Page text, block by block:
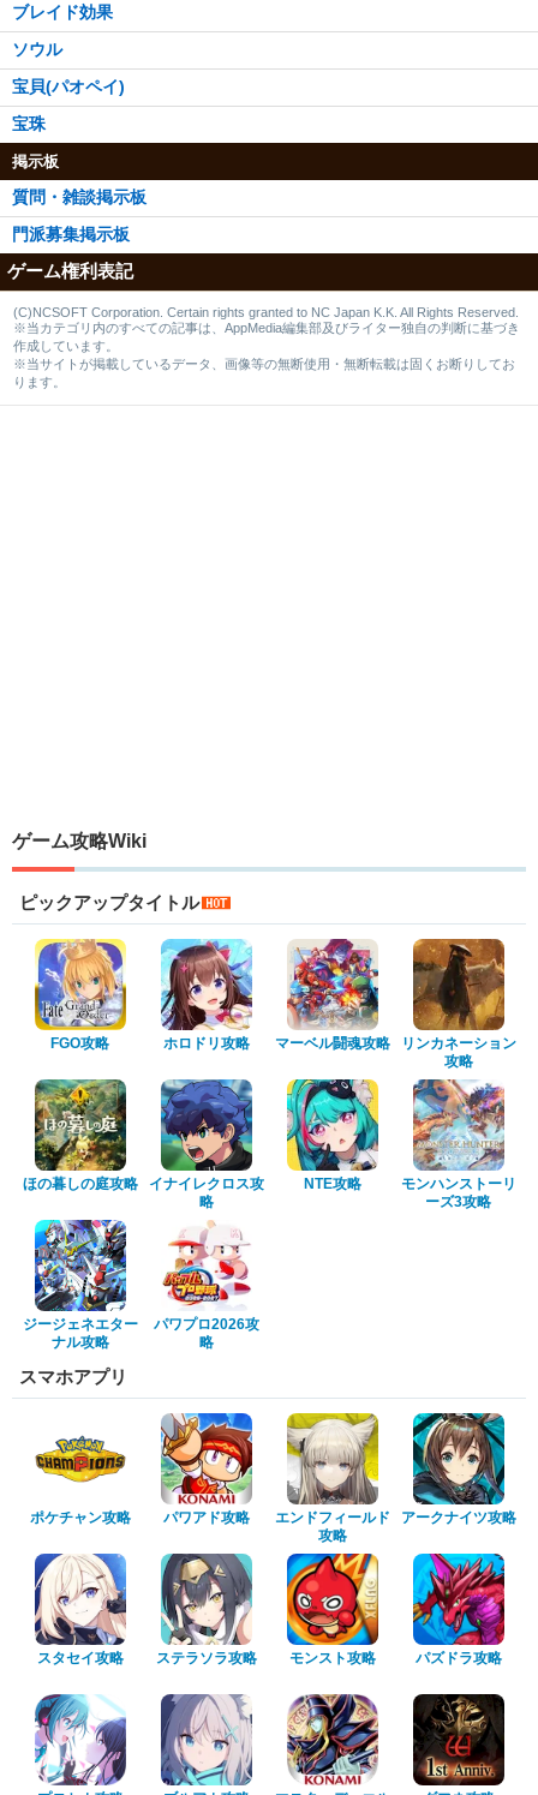
ブレイド効果
ソウル
宝貝(パオペイ)
宝珠
掲示板
質問・雑談掲示板
門派募集掲示板
ゲーム権利表記
(C)NCSOFT Corporation. Certain rights granted to NC Japan K.K. All Rights Reserved.
※当カテゴリ内のすべての記事は、AppMedia編集部及びライター独自の判断に基づき
作成しています。
※当サイトが掲載しているデータ、画像等の無断使用・無断転載は固くお断りしてお
ります。
ゲーム攻略Wiki
ピックアップタイトル
FGO攻略 ホロドリ攻略 マーベル闘魂攻略
リンカネーション
攻略
ほの暮しの庭攻略
イナイレクロス攻
略
NTE攻略
モンハンストーリ
ーズ3攻略
ジージェネエター
ナル攻略
パワプロ2026攻
略
スマホアプリ
ポケチャン攻略 パワアド攻略
エンドフィールド
攻略
アークナイツ攻略
スタセイ攻略 ステラソラ攻略 モンスト攻略 パズドラ攻略